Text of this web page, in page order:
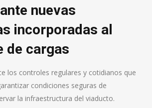
nuevas
incorporadas al
de cargas
los controles regulares y cotidianos que
condiciones seguras de
la infraestructura del viaducto.